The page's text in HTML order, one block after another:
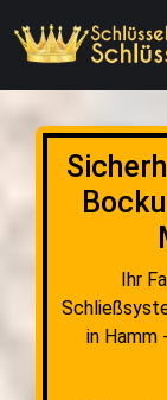
Ihr
in Hamm